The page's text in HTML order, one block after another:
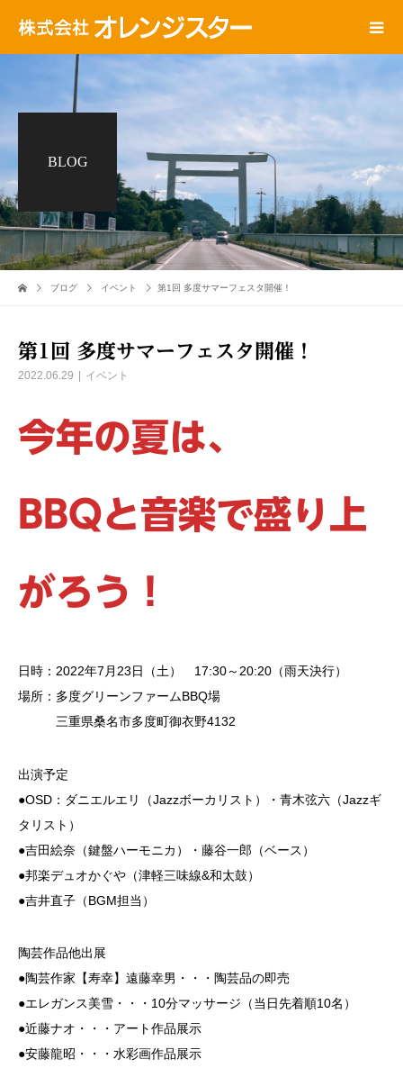
BLOG
ブログ イベント 第1回 多度サマーフェスタ開催！
第1回 多度サマーフェスタ開催！
2022.06.29 イベント
今年の夏は、
BBQと音楽で盛り上
がろう！
日時：2022年7月23日（土） 17:30～20:20（雨天決行）
場所：多度グリーンファームBBQ場
三重県桑名市多度町御衣野4132
出演予定
●OSD：ダニエルエリ（Jazzボーカリスト）・青木弦六（Jazzギ
タリスト）
●吉田絵奈（鍵盤ハーモニカ）・藤谷一郎（ベース）
●邦楽デュオかぐや（津軽三味線&和太鼓）
●吉井直子（BGM担当）
陶芸作品他出展
●陶芸作家【寿幸】遠藤幸男・・・陶芸品の即売
●エレガンス美雪・・・10分マッサージ（当日先着順10名）
●近藤ナオ・・・アート作品展示
●安藤龍昭・・・水彩画作品展示